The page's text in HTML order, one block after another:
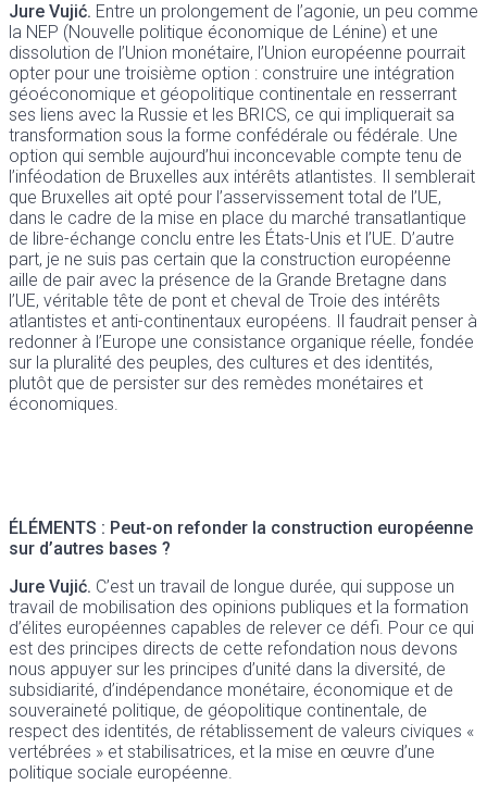
Jure Vujić. Entre un prolongement de l’agonie, un peu comme
la NEP (Nouvelle politique économique de Lénine) et une
dissolution de l’Union monétaire, l’Union européenne pourrait
opter pour une troisième option : construire une intégration
géoéconomique et géopolitique continentale en resserrant
ses liens avec la Russie et les BRICS, ce qui impliquerait sa
transformation sous la forme confédérale ou fédérale. Une
option qui semble aujourd’hui inconcevable compte tenu de
l’inféodation de Bruxelles aux intérêts atlantistes. Il semblerait
que Bruxelles ait opté pour l’asservissement total de l’UE,
dans le cadre de la mise en place du marché transatlantique
de libre-échange conclu entre les États-Unis et l’UE. D’autre
part, je ne suis pas certain que la construction européenne
aille de pair avec la présence de la Grande Bretagne dans
l’UE, véritable tête de pont et cheval de Troie des intérêts
atlantistes et anti-continentaux européens. Il faudrait penser à
redonner à l’Europe une consistance organique réelle, fondée
sur la pluralité des peuples, des cultures et des identités,
plutôt que de persister sur des remèdes monétaires et
économiques.
ÉLÉMENTS : Peut-on refonder la construction européenne
sur d’autres bases ?
Jure Vujić. C’est un travail de longue durée, qui suppose un
travail de mobilisation des opinions publiques et la formation
d’élites européennes capables de relever ce défi. Pour ce qui
est des principes directs de cette refondation nous devons
nous appuyer sur les principes d’unité dans la diversité, de
subsidiarité, d’indépendance monétaire, économique et de
souveraineté politique, de géopolitique continentale, de
respect des identités, de rétablissement de valeurs civiques «
vertébrées » et stabilisatrices, et la mise en œuvre d’une
politique sociale européenne.